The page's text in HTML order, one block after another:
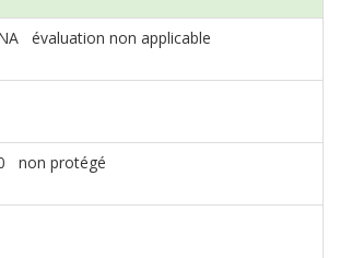
évaluation non applicable
non protégé